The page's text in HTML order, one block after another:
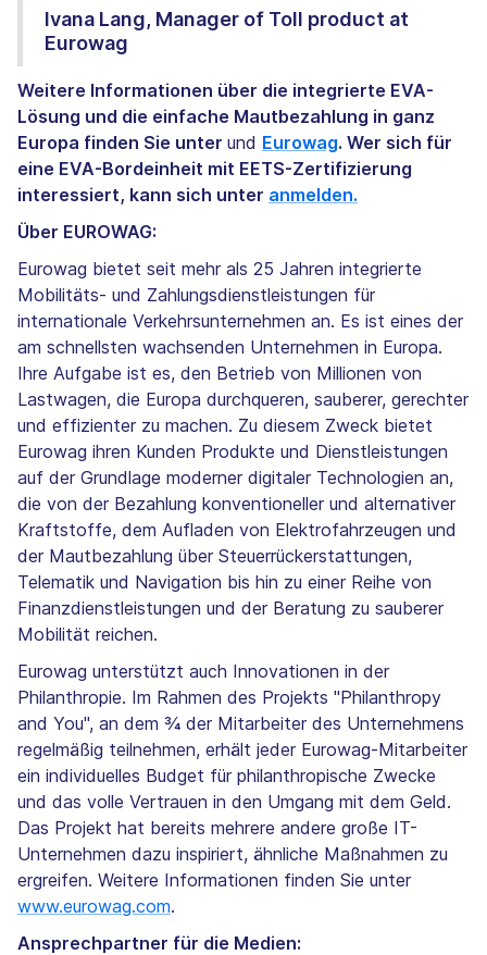
Ivana Lang, Manager of Toll product at
Eurowag
Weitere Informationen über die integrierte EVA-
Lösung und die einfache Mautbezahlung in ganz
Europa finden Sie unter und Eurowag. Wer sich für
eine EVA-Bordeinheit mit EETS-Zertifizierung
interessiert, kann sich unter anmelden.
Über EUROWAG:
Eurowag bietet seit mehr als 25 Jahren integrierte
Mobilitäts- und Zahlungsdienstleistungen für
internationale Verkehrsunternehmen an. Es ist eines der
am schnellsten wachsenden Unternehmen in Europa.
Ihre Aufgabe ist es, den Betrieb von Millionen von
Lastwagen, die Europa durchqueren, sauberer, gerechter
und effizienter zu machen. Zu diesem Zweck bietet
Eurowag ihren Kunden Produkte und Dienstleistungen
auf der Grundlage moderner digitaler Technologien an,
die von der Bezahlung konventioneller und alternativer
Kraftstoffe, dem Aufladen von Elektrofahrzeugen und
der Mautbezahlung über Steuerrückerstattungen,
Telematik und Navigation bis hin zu einer Reihe von
Finanzdienstleistungen und der Beratung zu sauberer
Mobilität reichen.
Eurowag unterstützt auch Innovationen in der
Philanthropie. Im Rahmen des Projekts "Philanthropy
and You", an dem ¾ der Mitarbeiter des Unternehmens
regelmäßig teilnehmen, erhält jeder Eurowag-Mitarbeiter
ein individuelles Budget für philanthropische Zwecke
und das volle Vertrauen in den Umgang mit dem Geld.
Das Projekt hat bereits mehrere andere große IT-
Unternehmen dazu inspiriert, ähnliche Maßnahmen zu
ergreifen. Weitere Informationen finden Sie unter
www.eurowag.com.
Ansprechpartner für die Medien: